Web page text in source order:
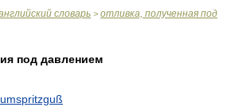
словарь > отливка, полученная под
под давлением